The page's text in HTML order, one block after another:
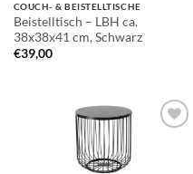
COUCH- & BEISTELLTISCHE
Beistelltisch – LBH ca.
38x38x41 cm, Schwarz
€39,00
Wunschliste